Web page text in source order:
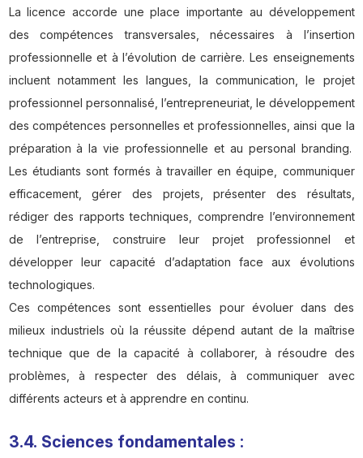
La licence accorde une place importante au développement
des compétences transversales, nécessaires à l’insertion
professionnelle et à l’évolution de carrière. Les enseignements
incluent notamment les langues, la communication, le projet
professionnel personnalisé, l’entrepreneuriat, le développement
des compétences personnelles et professionnelles, ainsi que la
préparation à la vie professionnelle et au personal branding.
Les étudiants sont formés à travailler en équipe, communiquer
efficacement, gérer des projets, présenter des résultats,
rédiger des rapports techniques, comprendre l’environnement
de l’entreprise, construire leur projet professionnel et
développer leur capacité d’adaptation face aux évolutions
technologiques.
Ces compétences sont essentielles pour évoluer dans des
milieux industriels où la réussite dépend autant de la maîtrise
technique que de la capacité à collaborer, à résoudre des
problèmes, à respecter des délais, à communiquer avec
différents acteurs et à apprendre en continu.
3.4. Sciences fondamentales :